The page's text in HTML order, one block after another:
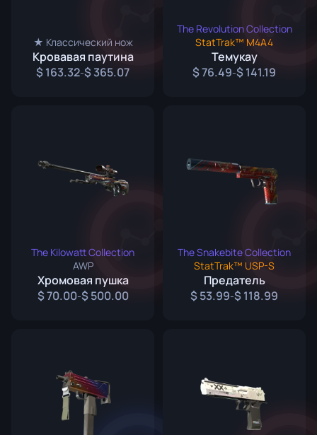
★ Классический нож
Кровавая паутина
163.32- 365.07
The Revolution Collection
StatTrak™ M4A4
Темукау
76.49- 141.19
The Kilowatt Collection
AWP
Хромовая пушка
70.00- 500.00
The Snakebite Collection
StatTrak™ USP-S
Предатель
53.99- 118.99